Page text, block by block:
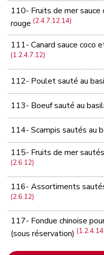
110- Fruits de mer sauce
rouge(2.4.7.12.14)
111- Canard sauce coco
(1.2.4.7.12)
112- Poulet sauté au
113- Boeuf sauté au
114- Scampis sautés au
115- Fruits de mer
(2.6.12)
116- Assortiments
(2.6.12)
117- Fondue chinoise
(sous réservation)